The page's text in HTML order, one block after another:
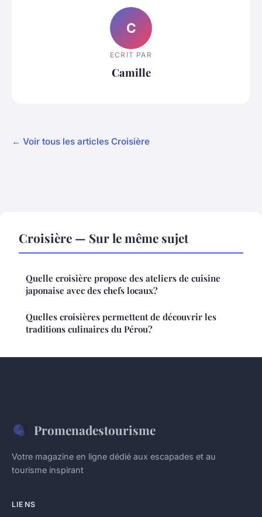
C
ECRIT PAR
Camille
← Voir tous les articles Croisière
Croisière — Sur le même sujet
Quelle croisière propose des ateliers de cuisine
japonaise avec des chefs locaux?
Quelles croisières permettent de découvrir les
traditions culinaires du Pérou?
Promenadestourisme
Votre magazine en ligne dédié aux escapades et au
tourisme inspirant
LIENS